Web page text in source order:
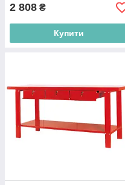
2 808 ₴
Купити